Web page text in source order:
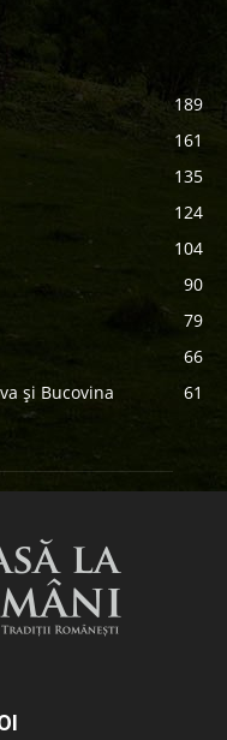
189
161
135
124
104
90
79
66
și Bucovina
61